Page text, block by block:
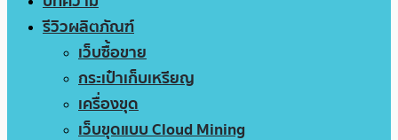
รีวิวผลิตภัณฑ์
เว็บซื้อขาย
กระเป๋าเก็บเหรียญ
เครื่องขุด
เว็บขุดแบบ Cloud Mining